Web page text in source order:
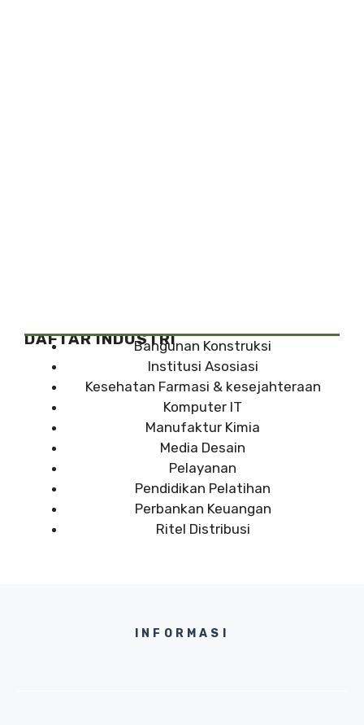
DAFTAR INDUSTRIBangunan Konstruksi
Institusi Asosiasi
Kesehatan Farmasi & kesejahteraan
Komputer IT
Manufaktur Kimia
Media Desain
Pelayanan
Pendidikan Pelatihan
Perbankan Keuangan
Ritel Distribusi
INFORMASI